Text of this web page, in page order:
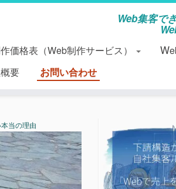
Web集客で
作価格表（Web制作サービス）
概要 お問い合わせ
当の理由